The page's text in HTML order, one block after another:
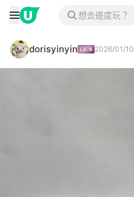
dorisyinyin 2026/01/10